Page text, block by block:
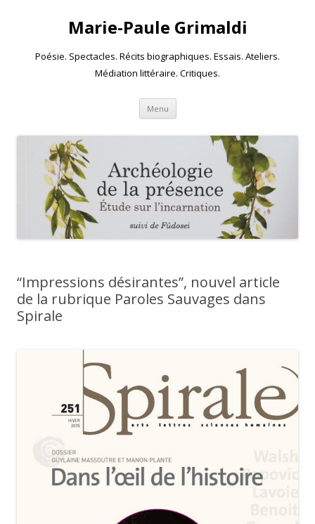
Marie-Paule Grimaldi
Poésie. Spectacles. Récits biographiques. Essais. Ateliers.
Médiation littéraire. Critiques.
Menu Skip to content
“Impressions désirantes”, nouvel article
de la rubrique Paroles Sauvages dans
Spirale